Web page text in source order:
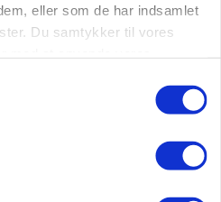
eller som de har indsamlet
Du samtykker til vores